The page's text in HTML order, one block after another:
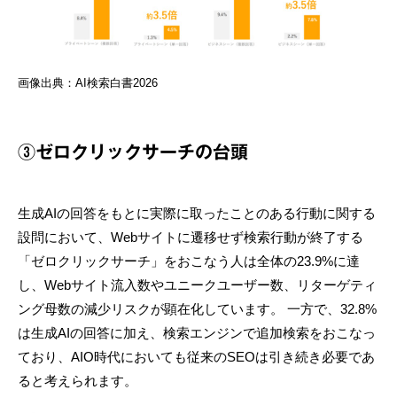
画像出典：AI検索白書2026
③ゼロクリックサーチの台頭
生成AIの回答をもとに実際に取ったことのある行動に関する
設問において、Webサイトに遷移せず検索行動が終了する
「ゼロクリックサーチ」をおこなう人は全体の23.9%に達
し、Webサイト流入数やユニークユーザー数、リターゲティ
ング母数の減少リスクが顕在化しています。 一方で、32.8%
は生成AIの回答に加え、検索エンジンで追加検索をおこなっ
ており、AIO時代においても従来のSEOは引き続き必要であ
ると考えられます。